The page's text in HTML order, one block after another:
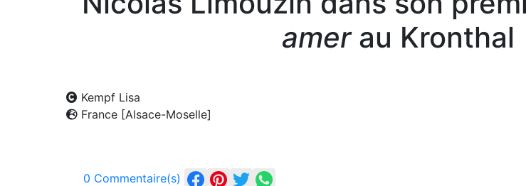
amerau Kronthal
Kempf Lisa
France [Alsace-Moselle]
0 Commentaire(s)